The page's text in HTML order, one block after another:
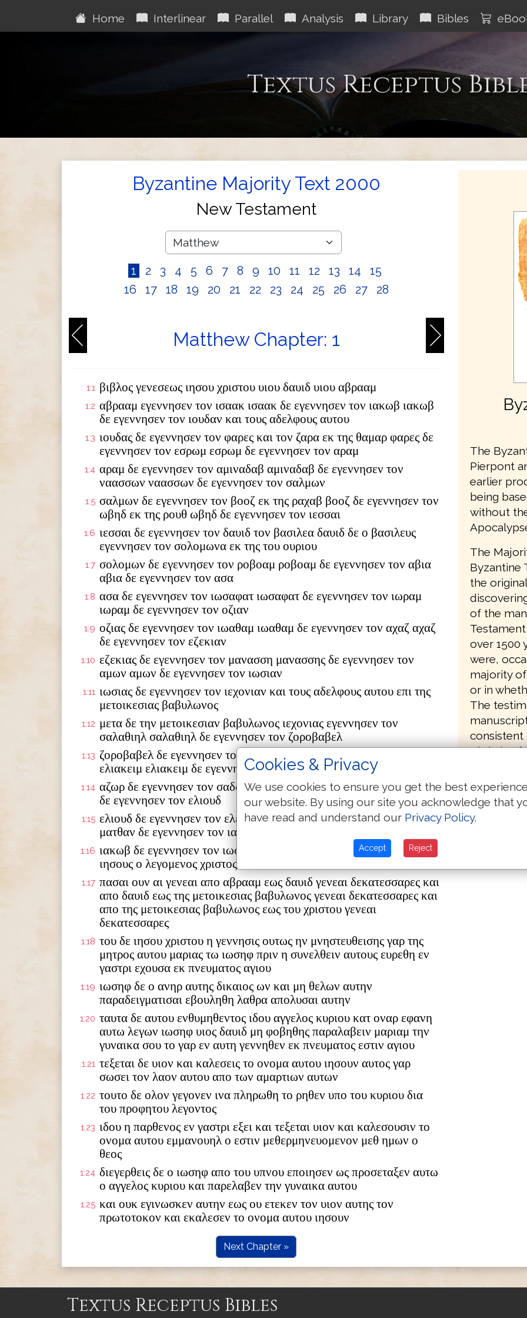
Home Interlinear Parallel Analysis Library Bibles
Textus Receptus
Byzantine Majority Text 2000
New Testament
1 2 3 4 5 6 7 8 9 10 11 12 13 14
15
16
17 18 19 20 21 22 23 24 25 26 27 28
Matthew Chapter: 1
1:1 βιβλος γενεσεως ιησου χριστου υιου δαυιδ υιου αβρααμ
1:2 αβρααμ εγεννησεν τον ισαακ ισαακ δε εγεννησεν τον ιακωβ ιακωβ
δε εγεννησεν τον ιουδαν και τους αδελφους αυτου
1:3 ιουδας δε εγεννησεν τον φαρες και τον ζαρα εκ της θαμαρ φαρες δε
εγεννησεν τον εσρωμ εσρωμ δε εγεννησεν τον αραμ
1:4 αραμ δε εγεννησεν τον αμιναδαβ αμιναδαβ δε εγεννησεν τον
ναασσων ναασσων δε εγεννησεν τον σαλμων
1:5 σαλμων δε εγεννησεν τον βοοζ εκ της ραχαβ βοοζ δε εγεννησεν τον
ωβηδ εκ της ρουθ ωβηδ δε εγεννησεν τον ιεσσαι
1:6 ιεσσαι δε εγεννησεν τον δαυιδ τον βασιλεα δαυιδ δε ο βασιλευς
εγεννησεν τον σολομωνα εκ της του ουριου
1:7 σολομων δε εγεννησεν τον ροβοαμ ροβοαμ δε εγεννησεν τον αβια
αβια δε εγεννησεν τον ασα
1:8 ασα δε εγεννησεν τον ιωσαφατ ιωσαφατ δε εγεννησεν τον ιωραμ
ιωραμ δε εγεννησεν τον οζιαν
1:9 οζιας δε εγεννησεν τον ιωαθαμ ιωαθαμ δε εγεννησεν τον αχαζ αχαζ
δε εγεννησεν τον εζεκιαν
1:10 εζεκιας δε εγεννησεν τον μανασση μανασσης δε εγεννησεν τον
αμων αμων δε εγεννησεν τον ιωσιαν
1:11 ιωσιας δε εγεννησεν τον ιεχονιαν και τους αδελφους αυτου επι της
μετοικεσιας βαβυλωνος
1:12 μετα δε την μετοικεσιαν βαβυλωνος ιεχονιας εγεννησεν τον
σαλαθιηλ σαλαθιηλ δε εγεννησεν τον ζοροβαβελ
1:13 ζοροβαβελ δε εγεννησεν τον αβιουδ αβιουδ δε εγεννησεν τον
ελιακειμ ελιακειμ δε εγεννησεν τον αζωρ
1:14 αζωρ δε εγεννησεν τον σαδωκ σαδωκ δε εγεννησεν τον αχειμ αχειμ
δε εγεννησεν τον ελιουδ
1:15 ελιουδ δε εγεννησεν τον ελεαζαρ ελεαζαρ δε εγεννησεν τον ματθαν
ματθαν δε εγεννησεν τον ιακωβ
1:16 ιακωβ δε εγεννησεν τον ιωσηφ τον ανδρα μαριας εξ ης εγεννηθη
ιησους ο λεγομενος χριστος
1:17 πασαι ουν αι γενεαι απο αβρααμ εως δαυιδ γενεαι δεκατεσσαρες και
απο δαυιδ εως της μετοικεσιας βαβυλωνος γενεαι δεκατεσσαρες και
απο της μετοικεσιας βαβυλωνος εως του χριστου γενεαι
δεκατεσσαρες
1:18 του δε ιησου χριστου η γεννησις ουτως ην μνηστευθεισης γαρ της
μητρος αυτου μαριας τω ιωσηφ πριν η συνελθειν αυτους ευρεθη εν
γαστρι εχουσα εκ πνευματος αγιου
1:19 ιωσηφ δε ο ανηρ αυτης δικαιος ων και μη θελων αυτην
παραδειγματισαι εβουληθη λαθρα απολυσαι αυτην
1:20 ταυτα δε αυτου ενθυμηθεντος ιδου αγγελος κυριου κατ οναρ εφανη
αυτω λεγων ιωσηφ υιος δαυιδ μη φοβηθης παραλαβειν μαριαμ την
γυναικα σου το γαρ εν αυτη γεννηθεν εκ πνευματος εστιν αγιου
1:21 τεξεται δε υιον και καλεσεις το ονομα αυτου ιησουν αυτος γαρ
σωσει τον λαον αυτου απο των αμαρτιων αυτων
1:22 τουτο δε ολον γεγονεν ινα πληρωθη το ρηθεν υπο του κυριου δια
του προφητου λεγοντος
1:23 ιδου η παρθενος εν γαστρι εξει και τεξεται υιον και καλεσουσιν το
ονομα αυτου εμμανουηλ ο εστιν μεθερμηνευομενον μεθ ημων ο
θεος
1:24 διεγερθεις δε ο ιωσηφ απο του υπνου εποιησεν ως προσεταξεν αυτω
ο αγγελος κυριου και παρελαβεν την γυναικα αυτου
1:25 και ουκ εγινωσκεν αυτην εως ου ετεκεν τον υιον αυτης τον
πρωτοτοκον και εκαλεσεν το ονομα αυτου ιησουν
Next Chapter »
The
Pierpont
earlier
being
without
The
Byzantine
the
of the
over 1500
were,
majority
or in
The
consistent
Christian
Textus Receptus Bibles
Cookies & Privacy
We use cookies to ensure you get the best
our website. By using our site you acknowledge that
have read and understand our Privacy Policy.
Accept Reject